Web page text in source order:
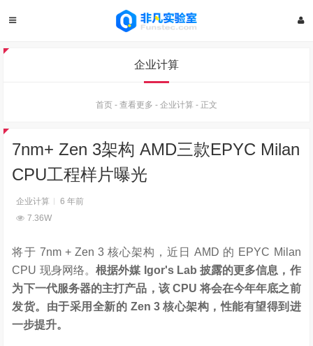
企业计算
首页 - 查看更多 - 企业计算 - 正文
7nm+ Zen 3架构 AMD三款EPYC Milan
CPU工程样片曝光
企业计算
6 年前
7.36W
将于 7nm + Zen 3 核心架构，近日 AMD 的 EPYC Milan
CPU 现身网络。根据外媒 Igor's Lab 披露的更多信息，作
为下一代服务器的主打产品，该 CPU 将会在今年年底之前
发货。由于采用全新的 Zen 3 核心架构，性能有望得到进
一步提升。